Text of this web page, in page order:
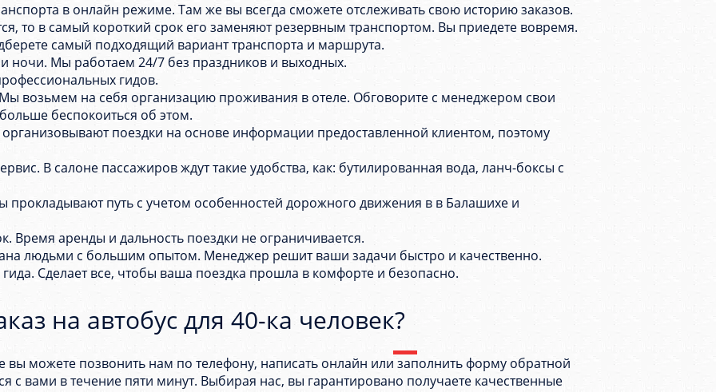
в онлайн режиме. Там же вы всегда сможете отслеживать свою историю заказов.
то в самый короткий срок его заменяют резервным транспортом. Вы приедете вовремя.
самый подходящий вариант транспорта и маршрута.
ночи. Мы работаем 24/7 без праздников и выходных.
гидов.
возьмем на себя организацию проживания в отеле. Обговорите с менеджером свои
беспокоиться об этом.
поездки на основе информации предоставленной клиентом, поэтому
В салоне пассажиров ждут такие удобства, как: бутилированная вода, ланч-боксы с
путь с учетом особенностей дорожного движения в в Балашихе и
Время аренды и дальность поездки не ограничивается.
людьми с большим опытом. Менеджер решит ваши задачи быстро и качественно.
Сделает все, чтобы ваша поездка прошла в комфорте и безопасно.
на автобус для 40-ка человек?
вы можете позвонить нам по телефону, написать онлайн или заполнить форму обратной
с вами в течение пяти минут. Выбирая нас, вы гарантировано получаете качественные